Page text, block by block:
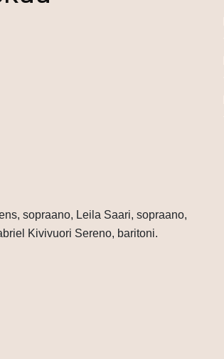
sopraano, Leila Saari, sopraano,
Kivivuori Sereno, baritoni.